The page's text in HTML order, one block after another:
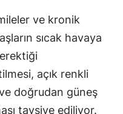
ve kronik
sıcak havaya
açık renkli
doğrudan güneş
tavsiye ediliyor.